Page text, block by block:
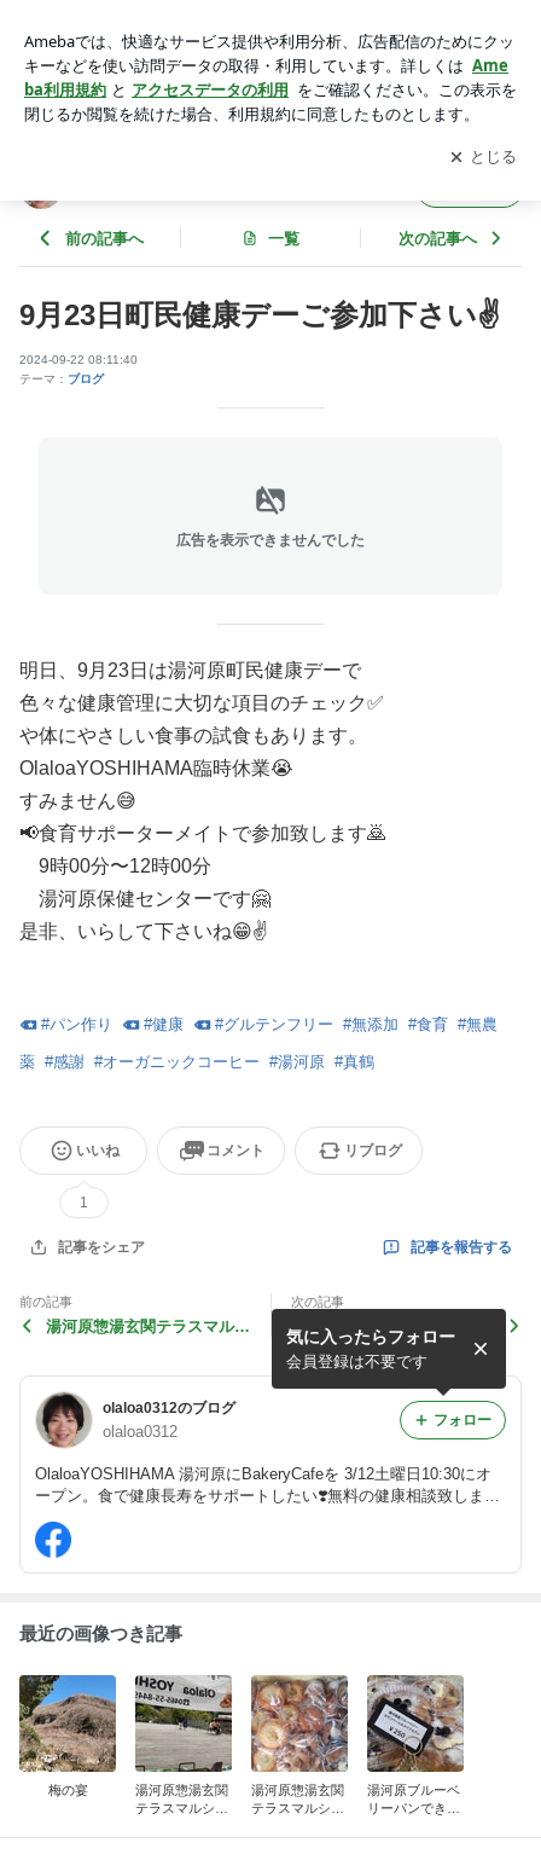
アプリをダウンロードして ブログの更新通知
を受け取りまし
ょう。
開く
前の記事へ 一覧 次の記事へ
9月23日町民健康デーご参加下さい✌️
2024-09-22 08:11:40
テーマ： ブログ
広告を表示できませんでした
明日、9月23日は湯河原町民健康デーで
色々な健康管理に大切な項目のチェック✅️
や体にやさしい食事の試食もあります。
OlaloaYOSHIHAMA臨時休業😭
すみません😅
📢食育サポーターメイトで参加致します🙇
9時00分〜12時00分
湯河原保健センターです🤗
是非、いらして下さいね😁✌️
#パン作り #健康 #グルテンフリー #無添加 #食育 #無農
薬 #感謝 #オーガニックコーヒー #湯河原 #真鶴
いいね
1
コメント リブログ
記事をシェア 記事を報告する
前の記事
湯河原惣湯玄関テラスマルシ
次の記事
湯河原惣湯玄関テラスマルシ
ェ♥️
olaloa0312のブログ
olaloa0312
OlaloaYOSHIHAMA 湯河原にBakeryCafeを 3/12土曜日10:30にオ
ープン。食で健康長寿をサポートしたい❣️無料の健康相談致しま
す。パーソナルヘルスコンサルタント薬剤師のパン屋さん。毎日、
あんしん食材焼きたてパンをお届けしたい!
気に入ったらフォロー
会員登録は不要です
フォロー
最近の画像つき記事
梅の宴
湯河原惣湯玄関
テラスマルシェ
湯河原惣湯玄関
テラスマルシェ
湯河原ブルーベ
リーパンできま